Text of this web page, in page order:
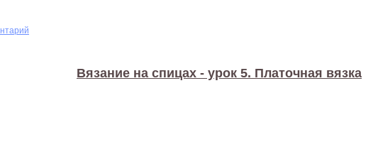
Вязание на спицах - урок 5. Платочная вязка